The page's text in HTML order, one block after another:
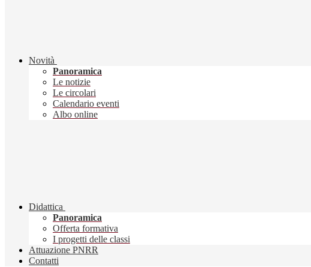
Novità
Panoramica
Le notizie
Le circolari
Calendario eventi
Albo online
Didattica
Panoramica
Offerta formativa
I progetti delle classi
Attuazione PNRR
Contatti